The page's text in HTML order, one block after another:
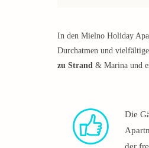
In den Mielno Holiday
Durchatmen und
zu Strand & Marina und
Die